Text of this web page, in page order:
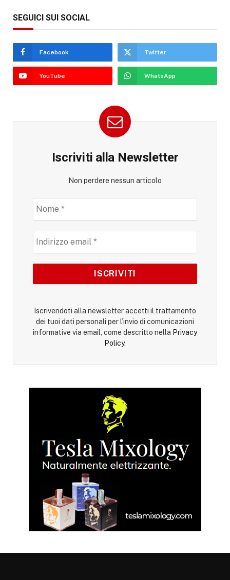
SEGUICI SUI SOCIAL
Facebook Twitter
YouTube WhatsApp
Iscriviti alla Newsletter
Non perdere nessun articolo
Iscrivendoti alla newsletter accetti il trattamento
dei tuoi dati personali per l’invio di comunicazioni
informative via email, come descritto nella Privacy
Policy.